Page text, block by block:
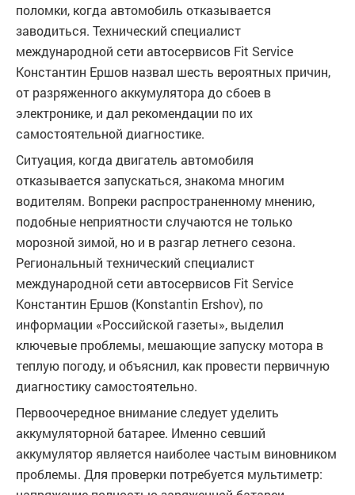
поломки, когда автомобиль отказывается
заводиться. Технический специалист
международной сети автосервисов Fit Service
Константин Ершов назвал шесть вероятных причин,
от разряженного аккумулятора до сбоев в
электронике, и дал рекомендации по их
самостоятельной диагностике.
Ситуация, когда двигатель автомобиля
отказывается запускаться, знакома многим
водителям. Вопреки распространенному мнению,
подобные неприятности случаются не только
морозной зимой, но и в разгар летнего сезона.
Региональный технический специалист
международной сети автосервисов Fit Service
Константин Ершов (Konstantin Ershov), по
информации «Российской газеты», выделил
ключевые проблемы, мешающие запуску мотора в
теплую погоду, и объяснил, как провести первичную
диагностику самостоятельно.
Первоочередное внимание следует уделить
аккумуляторной батарее. Именно севший
аккумулятор является наиболее частым виновником
проблемы. Для проверки потребуется мультиметр: